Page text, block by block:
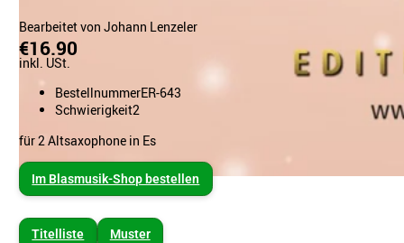
Bearbeitet von Johann Lenzeler
€16.90
inkl. USt.
BestellnummerER-643
Schwierigkeit2
für 2 Altsaxophone in Es
Im Blasmusik-Shop bestellen
Titelliste Muster